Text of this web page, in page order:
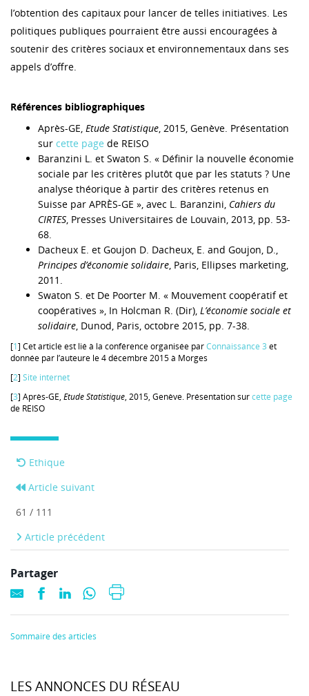
l’obtention des capitaux pour lancer de telles initiatives. Les
politiques publiques pourraient être aussi encouragées à
soutenir des critères sociaux et environnementaux dans ses
appels d’offre.
Références bibliographiques
Après-GE, Etude Statistique, 2015, Genève. Présentation
sur cette page de REISO
Baranzini L. et Swaton S. « Définir la nouvelle économie
sociale par les critères plutôt que par les statuts ? Une
analyse théorique à partir des critères retenus en
Suisse par APRÈS-GE », avec L. Baranzini, Cahiers du
CIRTES, Presses Universitaires de Louvain, 2013, pp. 53-
68.
Dacheux E. et Goujon D. Dacheux, E. and Goujon, D.,
Principes d’économie solidaire, Paris, Ellipses marketing,
2011.
Swaton S. et De Poorter M. « Mouvement coopératif et
coopératives », In Holcman R. (Dir), L’économie sociale et
solidaire, Dunod, Paris, octobre 2015, pp. 7-38.
[1] Cet article est lié à la conférence organisée parConnaissance 3 et
donnée par l’auteure le 4 décembre 2015 à Morges
[2] Site internet
[3] Après-GE, Etude Statistique, 2015, Genève. Présentation surcette page
de REISO
Ethique
Article suivant
61 / 111
Article précédent
Partager
Sommaire des articles
LES ANNONCES DU RÉSEAU